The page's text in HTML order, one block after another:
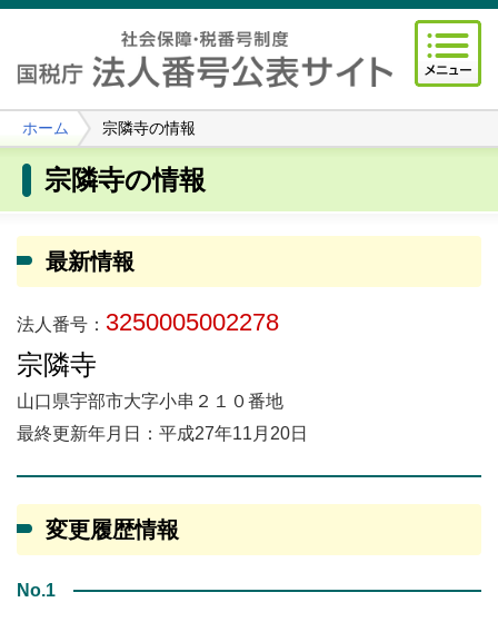
ホーム 宗隣寺の情報
宗隣寺の情報
最新情報
法人番号： 3250005002278
宗隣寺
山口県宇部市大字小串２１０番地
最終更新年月日：平成27年11月20日
変更履歴情報
No.1